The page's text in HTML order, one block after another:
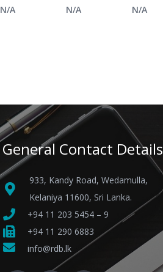
N/A N/A N/A
General Contact Details
933, Kandy Road, Wedamulla,
Kelaniya 11600, Sri Lanka.
+94 11 203 5454 – 9
+94 11 290 6883
info@rdb.lk